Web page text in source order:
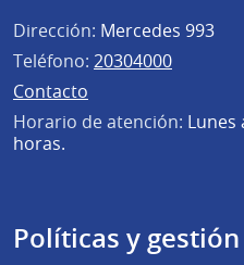
Dirección: Mercedes 993
Teléfono: 20304000
Contacto
Horario de atención: Lunes
horas.
Políticas y gestión